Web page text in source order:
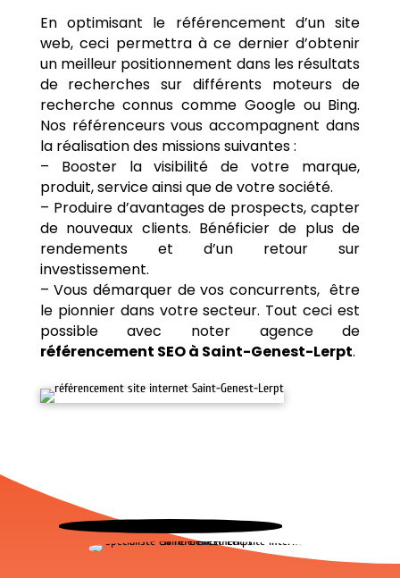
En optimisant le référencement d’un site
web, ceci permettra à ce dernier d’obtenir
un meilleur positionnement dans les résultats
de recherches sur différents moteurs de
recherche connus comme Google ou Bing.
Nos référenceurs vous accompagnent dans
la réalisation des missions suivantes :
– Booster la visibilité de votre marque,
produit, service ainsi que de votre société.
– Produire d’avantages de prospects, capter
de nouveaux clients. Bénéficier de plus de
rendements et d’un retour sur
investissement.
– Vous démarquer de vos concurrents, être
le pionnier dans votre secteur. Tout ceci est
possible avec noter agence de
référencement SEO à Saint-Genest-Lerpt.